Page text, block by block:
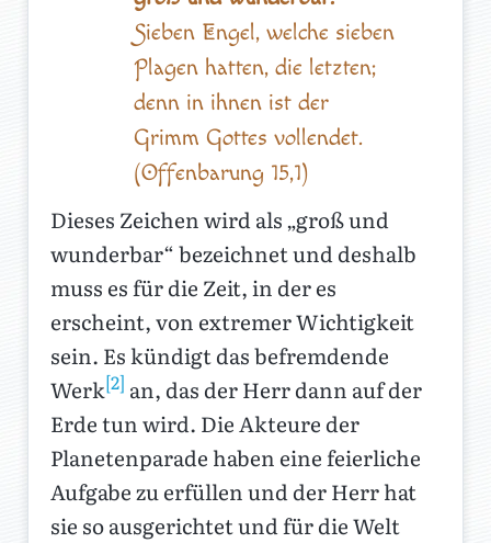
Sieben Engel, welche sieben
Plagen hatten, die letzten;
denn in ihnen ist der
Grimm Gottes vollendet.
(Offenbarung 15,1)
Dieses Zeichen wird als „groß und
wunderbar“ bezeichnet und deshalb
muss es für die Zeit, in der es
erscheint, von extremer Wichtigkeit
sein. Es kündigt das befremdende
Werk[2] an, das der Herr dann auf der
Erde tun wird. Die Akteure der
Planetenparade haben eine feierliche
Aufgabe zu erfüllen und der Herr hat
sie so ausgerichtet und für die Welt